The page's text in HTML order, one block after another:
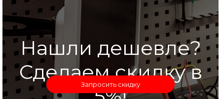
Нашли дешевле?
Сделаем скидку в
Запросить скидку